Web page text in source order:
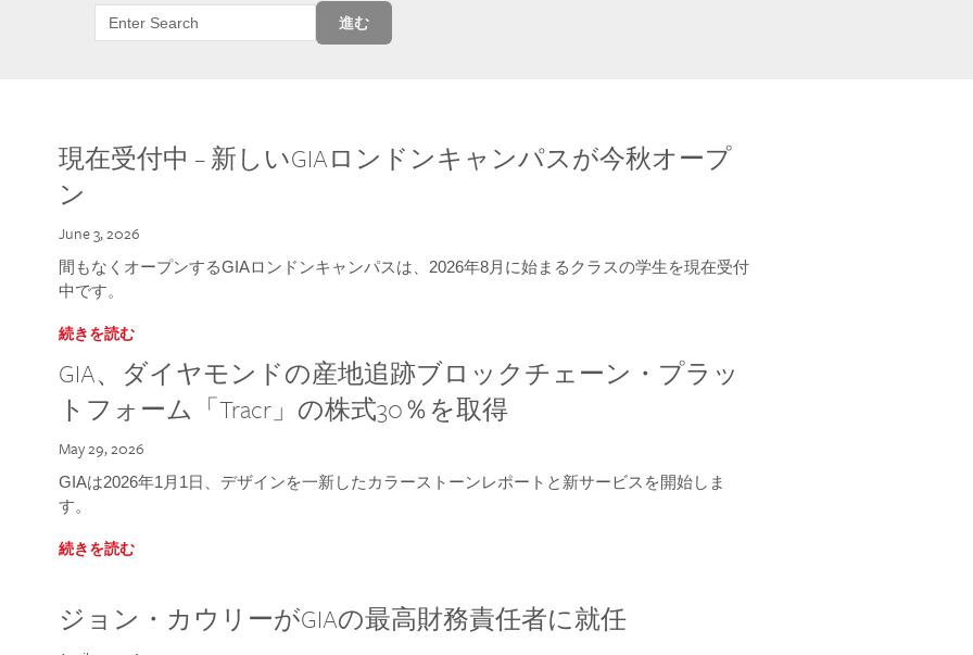
進む
現在受付中 – 新しいGIAロンドンキャンパスが今秋オープ
ン
June 3, 2026
間もなくオープンするGIAロンドンキャンパスは、2026年8月に始まるクラスの学生を現在受付
中です。
続きを読む
GIA、ダイヤモンドの産地追跡ブロックチェーン・プラッ
トフォーム「Tracr」の株式30％を取得
May 29, 2026
GIAは2026年1月1日、デザインを一新したカラーストーンレポートと新サービスを開始しま
す。
続きを読む
ジョン・カウリーがGIAの最高財務責任者に就任